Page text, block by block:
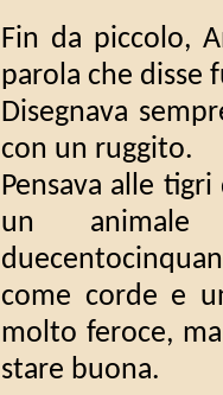
Fin da piccolo,
parola che disse
Disegnava
con un ruggito.
Pensava alle
un animale
come corde e
molto feroce,
stare buona.